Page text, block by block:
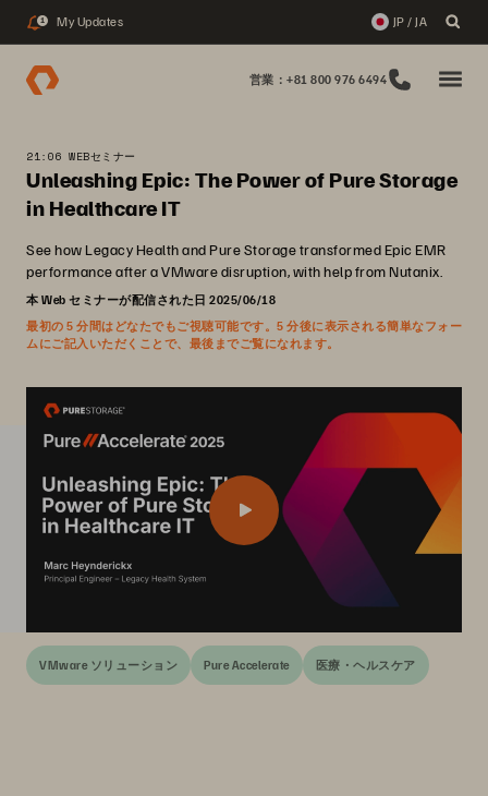
1 My Updates JP / JA
営業：+81 800 976 6494
21:06 WEBセミナー
Unleashing Epic: The Power of Pure Storage
in Healthcare IT
See how Legacy Health and Pure Storage transformed Epic EMR
performance after a VMware disruption, with help from Nutanix.
本 Web セミナーが配信された日 2025/06/18
最初の 5 分間はどなたでもご視聴可能です。5 分後に表示される簡単なフォー
ムにご記入いただくことで、最後までご覧になれます。
VMware ソリューション Pure Accelerate 医療・ヘルスケア